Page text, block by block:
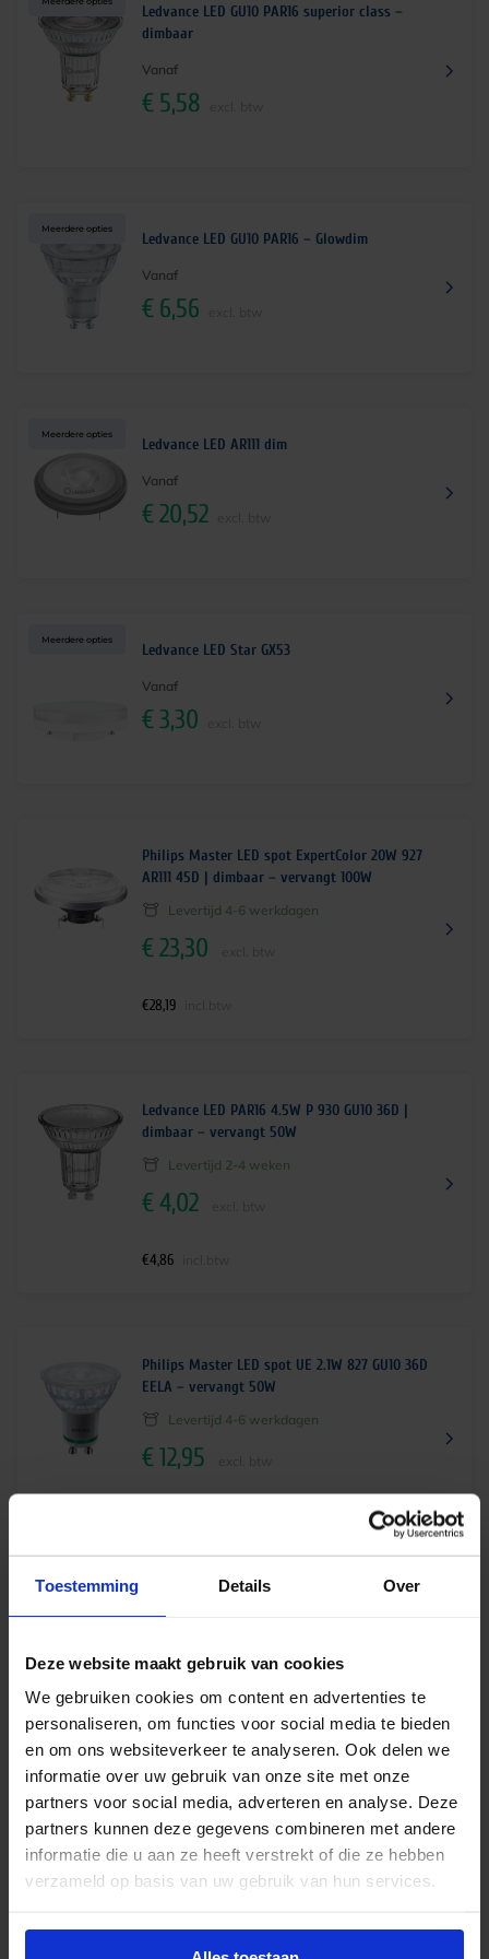
Toestemming Details Over
Deze website maakt gebruik van cookies
We gebruiken cookies om content en advertenties te
personaliseren, om functies voor social media te bieden
en om ons websiteverkeer te analyseren. Ook delen we
informatie over uw gebruik van onze site met onze
partners voor social media, adverteren en analyse. Deze
partners kunnen deze gegevens combineren met andere
informatie die u aan ze heeft verstrekt of die ze hebben
verzameld op basis van uw gebruik van hun services.
Ledvance LED GU10 PAR16 superior class –
dimbaar
Vanaf
€ 5,58
Meerdere opties
Ledvance LED GU10 PAR16 – Glowdim
Vanaf
€ 6,56
Meerdere opties
Ledvance LED AR111 dim
Vanaf
€20,52
Meerdere opties
Ledvance LED Star GX53
Vanaf
€3,30
Philips Master LED spot ExpertColor 20W 927
AR111 45D | dimbaar – vervangt 100W
Levertijd 4-6 werkdagen
€23,30
€28,19
Ledvance LED PAR16 4.5W P 930 GU10 36D |
dimbaar – vervangt 50W
Levertijd 2-4 weken
€ 4,02
€4,86
Philips Master LED spot UE 2.1W 827 GU10 36D
EELA – vervangt 50W
Levertijd 4-6 werkdagen
€12,95
Ledvance LED Spot STAR GX53 4.9W 2700K AR111
Levertijd 2-4 weken
€ 3,42 excl. btw
€4,14 incl.btw
Ledvance LED PAR16 9.5W S 927 GU10 36D –
Levertijd 2-4 weken